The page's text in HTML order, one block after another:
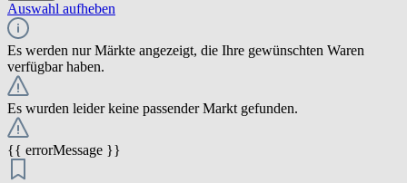
Auswahl aufheben
Es werden nur Märkte angezeigt, die Ihre gewünschten Waren
verfügbar haben.
Es wurden leider keine passender Markt gefunden.
{{ errorMessage }}